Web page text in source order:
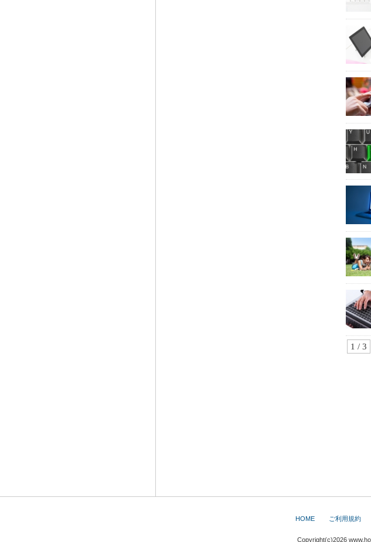
1 / 3
HOME ご利用規約
Copyright(c)2026